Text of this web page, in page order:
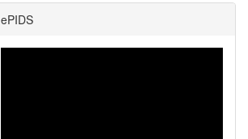
ePIDS